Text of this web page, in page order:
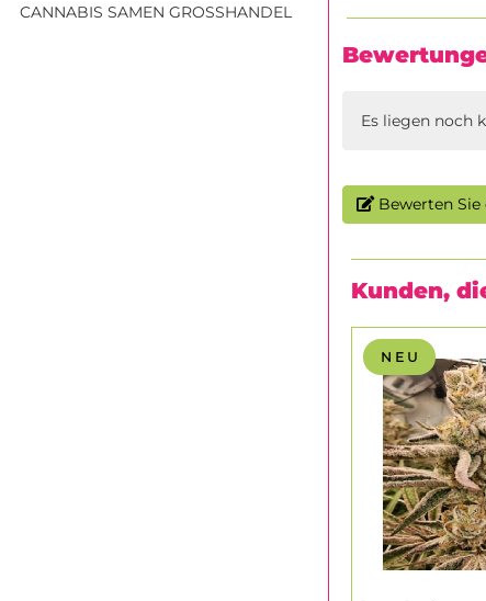
Es liegen noch
Bewerten Sie
Kunden,
N E U
CANNABIS SAMEN GROSSHANDEL